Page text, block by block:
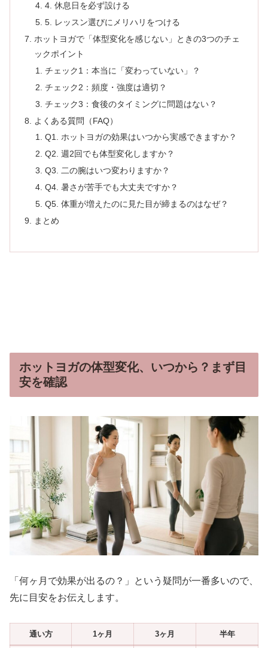
4. 休息日を必ず設ける
5. レッスン選びにメリハリをつける
ホットヨガで「体型変化を感じない」ときの3つのチェ
ックポイント
チェック1：本当に「変わっていない」？
チェック2：頻度・強度は適切？
チェック3：食後のタイミングに問題はない？
よくある質問（FAQ）
Q1. ホットヨガの効果はいつから実感できますか？
Q2. 週2回でも体型変化しますか？
Q3. 二の腕はいつ変わりますか？
Q4. 暑さが苦手でも大丈夫ですか？
Q5. 体重が増えたのに見た目が締まるのはなぜ？
まとめ
ホットヨガの体型変化、いつから？まず目
安を確認
「何ヶ月で効果が出るの？」という疑問が一番多いので、
先に目安をお伝えします。
通い方 1ヶ月 3ヶ月 半年